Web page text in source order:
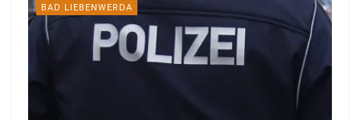
BAD LIEBENWERDA